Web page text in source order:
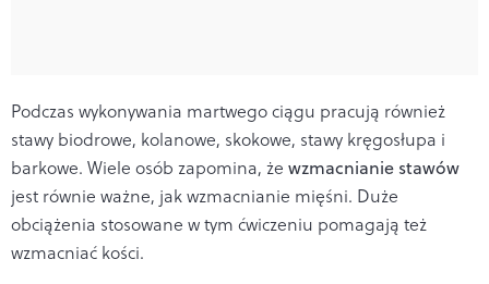
Podczas wykonywania martwego ciągu pracują również
stawy biodrowe, kolanowe, skokowe, stawy kręgosłupa i
barkowe. Wiele osób zapomina, że wzmacnianie stawów
jest równie ważne, jak wzmacnianie mięśni. Duże
obciążenia stosowane w tym ćwiczeniu pomagają też
wzmacniać kości.